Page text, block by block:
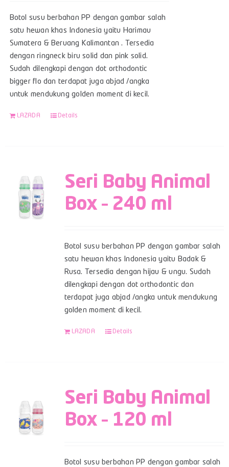
Botol susu berbahan PP dengan gambar salah
satu hewan khas Indonesia yaitu Harimau
Sumatera & Beruang Kalimantan . Tersedia
dengan ringneck biru solid dan pink solid.
Sudah dilengkapi dengan dot orthodontic
bigger flo dan terdapat juga abjad /angka
untuk mendukung golden moment di kecil.
LAZADA Details
Seri Baby Animal
Box – 240 ml
Botol susu berbahan PP dengan gambar salah
satu hewan khas Indonesia yaitu Badak &
Rusa. Tersedia dengan hijau & ungu. Sudah
dilengkapi dengan dot orthodontic dan
terdapat juga abjad /angka untuk mendukung
golden moment di kecil.
LAZADA Details
Seri Baby Animal
Box – 120 ml
Botol susu berbahan PP dengan gambar salah